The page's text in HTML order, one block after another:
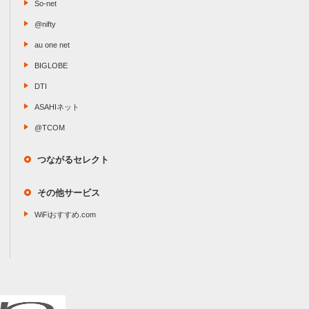
So-net
@nifty
au one net
BIGLOBE
DTI
ASAHIネット
@TCOM
つながるセレクト
その他サービス
WiFiおすすめ.com